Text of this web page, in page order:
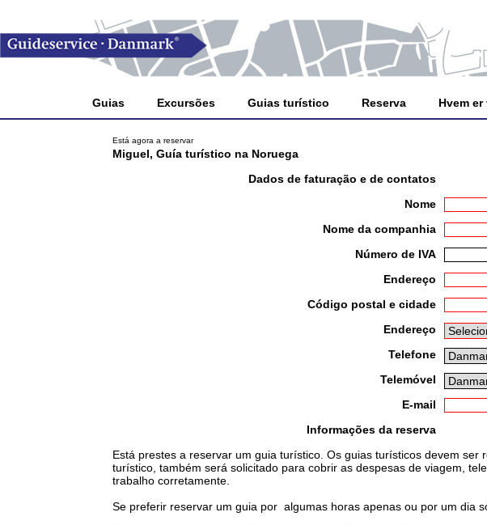
Guias Excursões Guias turístico Reserva Hvem er
Está agora a reservar
Miguel, Guía turístico na Noruega
Dados de faturação e de contatos
Nome
Nome da companhia
Número de IVA
Endereço
Código postal e cidade
Endereço
Telefone
Telemóvel
E-mail
Informações da reserva
Está prestes a reservar um guia turístico. Os guias turísticos devem
turístico, também será solicitado para cobrir as despesas de viagem,
trabalho corretamente.
Se preferir reservar um guia por algumas horas apenas ou por um dia